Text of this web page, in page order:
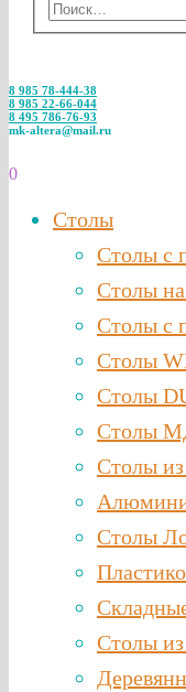
8 985 78-444-38
8 985 22-66-044
8 495 786-76-93
mk-altera@mail.ru
0
Столы
Столы с
Столы на
Столы с
Столы
Столы
Столы
Столы
Столы
Столы из